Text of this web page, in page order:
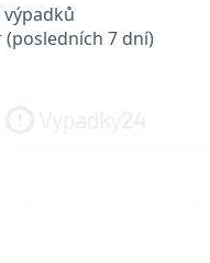
výpadků
(posledních 7 dní)